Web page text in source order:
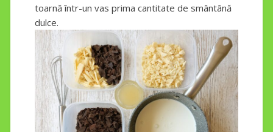
toarnă într-un vas prima cantitate de smântână
dulce.